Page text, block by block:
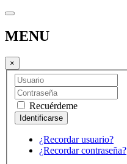
MENU
×
Recuérdeme
¿Recordar usuario?
¿Recordar contraseña?